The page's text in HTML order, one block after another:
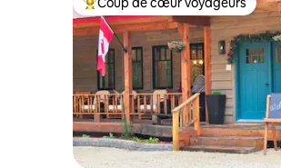
Coups de cœur voyageurs les